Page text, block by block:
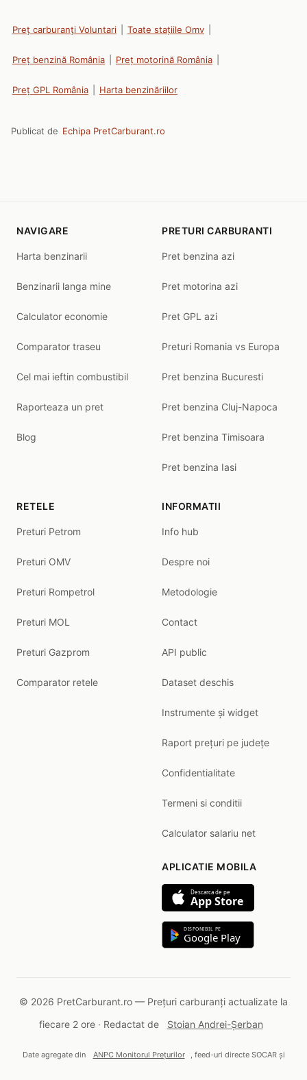
Preț carburanți Voluntari Toate stațiile Omv
Preț benzină România Preț motorină România
Preț GPL România Harta benzinăriilor
Publicat de Echipa PretCarburant.ro
NAVIGARE
Harta benzinarii
Benzinarii langa mine
Calculator economie
Comparator traseu
Cel mai ieftin combustibil
Raporteaza un pret
Blog
PRETURI CARBURANTI
Pret benzina azi
Pret motorina azi
Pret GPL azi
Preturi Romania vs Europa
Pret benzina Bucuresti
Pret benzina Cluj-Napoca
Pret benzina Timisoara
Pret benzina Iasi
RETELE
Preturi Petrom
Preturi OMV
Preturi Rompetrol
Preturi MOL
Preturi Gazprom
Comparator retele
INFORMATII
Info hub
Despre noi
Metodologie
Contact
API public
Dataset deschis
Instrumente și widget
Raport prețuri pe județe
Confidentialitate
Termeni si conditii
Calculator salariu net
APLICATIE MOBILA
Descarca de pe
App Store
DISPONIBIL PE
Google Play
© 2026 PretCarburant.ro — Prețuri carburanți actualizate la
fiecare 2 ore · Redactat de
Stoian Andrei-Șerban
Date agregate din ANPC Monitorul Prețurilor , feed-uri directe SOCAR și